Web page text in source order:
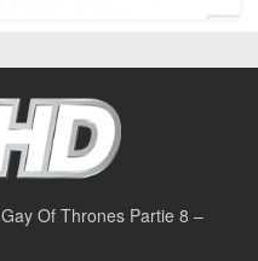
Gay Of Thrones Partie 8 –